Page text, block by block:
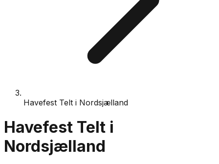
Havefest Telt i Nordsjælland
Havefest Telt i
Nordsjælland